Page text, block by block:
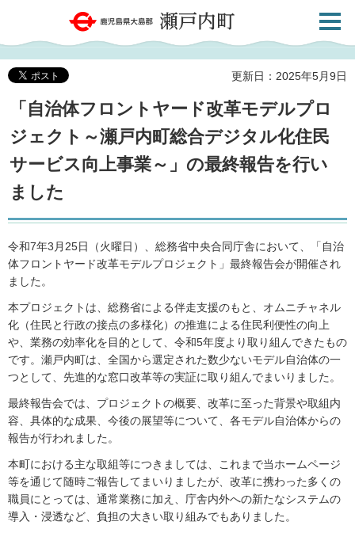
鹿児島県大島郡 瀬戸内町
共通メ
更新日：2025年5月9日
「自治体フロントヤード改革モデルプロ
ジェクト～瀬戸内町総合デジタル化住民
サービス向上事業～」の最終報告を行い
ました
令和7年3月25日（火曜日）、総務省中央合同庁舎において、「自治
体フロントヤード改革モデルプロジェクト」最終報告会が開催され
ました。
本プロジェクトは、総務省による伴走支援のもと、オムニチャネル
化（住民と行政の接点の多様化）の推進による住民利便性の向上
や、業務の効率化を目的として、令和5年度より取り組んできたもの
です。瀬戸内町は、全国から選定された数少ないモデル自治体の一
つとして、先進的な窓口改革等の実証に取り組んでまいりました。
最終報告会では、プロジェクトの概要、改革に至った背景や取組内
容、具体的な成果、今後の展望等について、各モデル自治体からの
報告が行われました。
本町における主な取組等につきましては、これまで当ホームページ
等を通じて随時ご報告してまいりましたが、改革に携わった多くの
職員にとっては、通常業務に加え、庁舎内外への新たなシステムの
導入・浸透など、負担の大きい取り組みでもありました。